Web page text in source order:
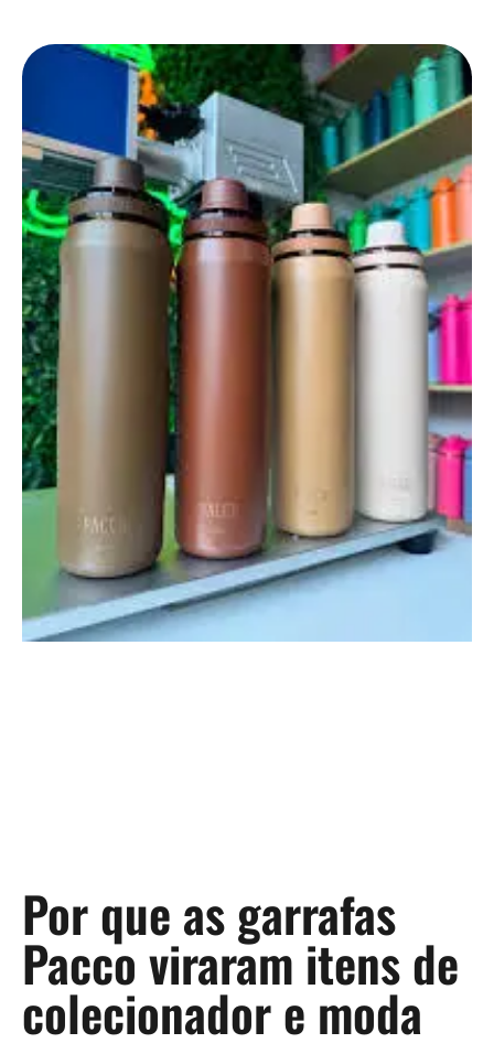
Por que as garrafas
Pacco viraram itens de
colecionador e moda